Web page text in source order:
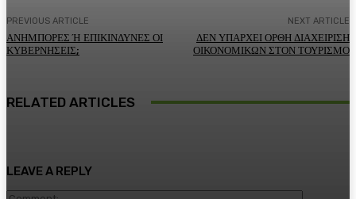
PREVIOUS ARTICLE
ΑΝΗΜΠΟΡΕΣ Ή ΕΠΙΚΙΝΔΥΝΕΣ ΟΙ
ΚΥΒΕΡΝΗΣΕΙΣ;
NEXT ARTICLE
ΔΕΝ ΥΠΑΡΧΕΙ ΟΡΘΗ ΔΙΑΧΕΙΡΙΣΗ
ΟΙΚΟΝΟΜΙΚΩΝ ΣΤΟΝ ΤΟΥΡΙΣΜΟ
RELATED ARTICLES
LEAVE A REPLY